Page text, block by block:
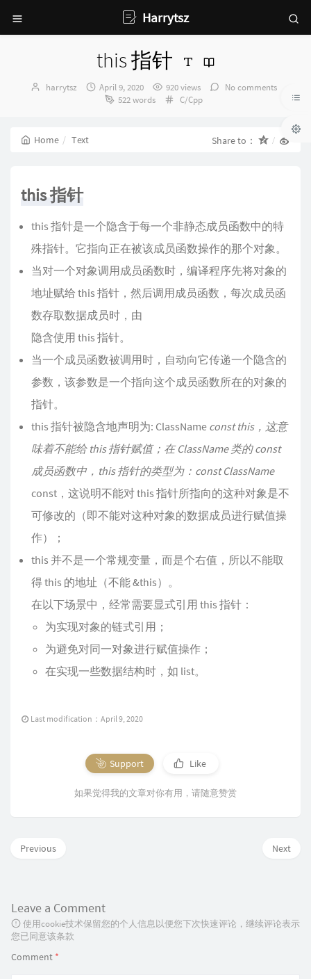
Harrytsz
this 指针
Author：
harrytsz
发
布
April 9, 2020 920 views
No comments
522 words
Categories：
C/Cpp
Home Text Share to：
this 指针
this 指针是一个隐含于每一个非静态成员函数中的特
殊指针。它指向正在被该成员函数操作的那个对象。
当对一个对象调用成员函数时，编译程序先将对象的
地址赋给 this 指针，然后调用成员函数，每次成员函
数存取数据成员时，由
隐含使用 this 指针。
当一个成员函数被调用时，自动向它传递一个隐含的
参数，该参数是一个指向这个成员函数所在的对象的
指针。
this 指针被隐含地声明为: ClassName const this，这意
味着不能给 this 指针赋值；在 ClassName 类的 const
成员函数中，this 指针的类型为：const ClassName
const，这说明不能对 this 指针所指向的这种对象是不
可修改的（即不能对这种对象的数据成员进行赋值操
作）；
this 并不是一个常规变量，而是个右值，所以不能取
得 this 的地址（不能 &this）。
在以下场景中，经常需要显式引用 this 指针：
为实现对象的链式引用；
为避免对同一对象进行赋值操作；
在实现一些数据结构时，如 list。
Last modification：April 9, 2020
Support Like
如果觉得我的文章对你有用，请随意赞赏
Next
Previous
Leave a Comment
使用cookie技术保留您的个人信息以便您下次快速评论，继续评论表示
您已同意该条款
Comment *